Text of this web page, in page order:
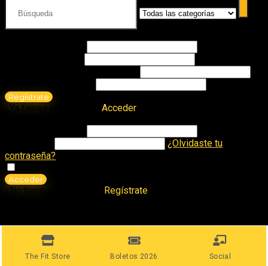
Regístrate
¿Ya tienes una cuenta? Acceder
¿Olvidaste tu
contraseña?
Acceder
¿No tienes una cuenta? Regístrate
The Fit Store Boletos 2026 Social